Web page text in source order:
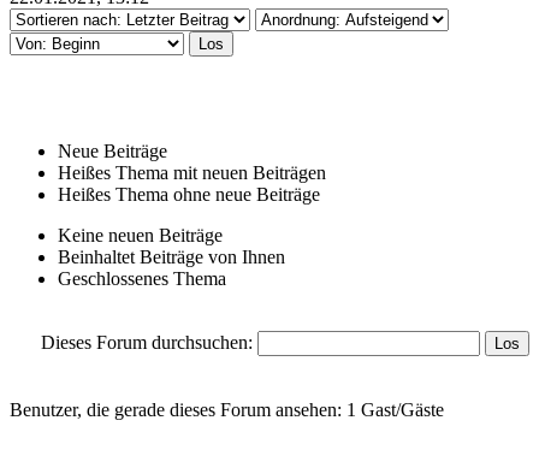
Neue Beiträge
Heißes Thema mit neuen Beiträgen
Heißes Thema ohne neue Beiträge
Keine neuen Beiträge
Beinhaltet Beiträge von Ihnen
Geschlossenes Thema
Dieses Forum durchsuchen:
Benutzer, die gerade dieses Forum ansehen: 1 Gast/Gäste